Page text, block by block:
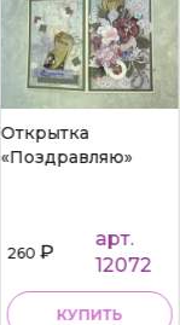
Открытка
«Поздравляю»
260₽
арт.
12072
КУПИТЬ